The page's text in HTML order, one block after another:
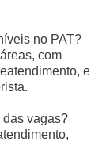
no PAT?
com
e
das vagas?